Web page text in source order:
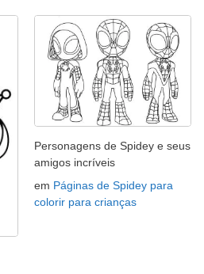
Personagens de Spidey e seus
amigos incríveis
em Páginas de Spidey para
colorir para crianças